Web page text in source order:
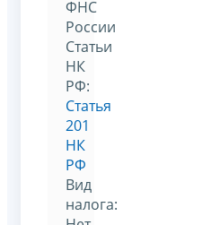
ФНС
России
Статьи
НК
РФ:
Статья
201
НК
РФ
Вид
налога: